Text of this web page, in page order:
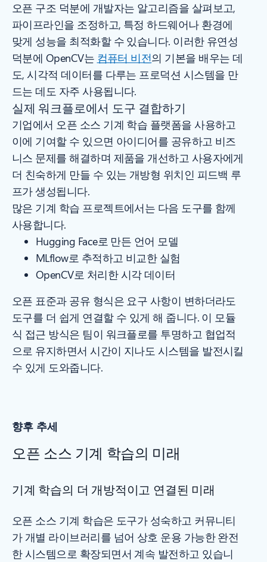
오픈 구조 덕분에 개발자는 알고리즘을 살펴보고,
파이프라인을 조정하고, 특정 하드웨어나 환경에
맞게 성능을 최적화할 수 있습니다. 이러한 유연성
덕분에 OpenCV는 컴퓨터 비전의 기본을 배우는 데
도, 시각적 데이터를 다루는 프로덕션 시스템을 만
드는 데도 자주 사용됩니다.
실제 워크플로에서 도구 결합하기
기업에서 오픈 소스 기계 학습 플랫폼을 사용하고
이에 기여할 수 있으면 아이디어를 공유하고 비즈
니스 문제를 해결하며 제품을 개선하고 사용자에게
더 친숙하게 만들 수 있는 개방형 위치인 피드백 루
프가 생성됩니다.
많은 기계 학습 프로젝트에서는 다음 도구를 함께
사용합니다.
Hugging Face로 만든 언어 모델
MLflow로 추적하고 비교한 실험
OpenCV로 처리한 시각 데이터
오픈 표준과 공유 형식은 요구 사항이 변하더라도
도구를 더 쉽게 연결할 수 있게 해 줍니다. 이 모듈
식 접근 방식은 팀이 워크플로를 투명하고 협업적
으로 유지하면서 시간이 지나도 시스템을 발전시킬
수 있게 도와줍니다.
향후 추세
오픈 소스 기계 학습의 미래
기계 학습의 더 개방적이고 연결된 미래
오픈 소스 기계 학습은 도구가 성숙하고 커뮤니티
가 개별 라이브러리를 넘어 상호 운용 가능한 완전
한 시스템으로 확장되면서 계속 발전하고 있습니